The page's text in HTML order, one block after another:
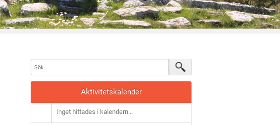
Aktivitetskalender
Inget hittades i kalendern...